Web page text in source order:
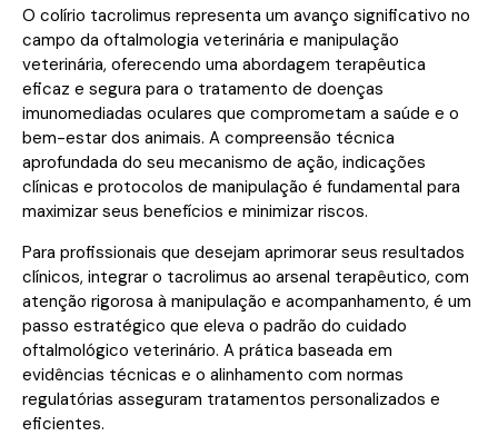
O colírio tacrolimus representa um avanço significativo no
campo da oftalmologia veterinária e manipulação
veterinária, oferecendo uma abordagem terapêutica
eficaz e segura para o tratamento de doenças
imunomediadas oculares que comprometam a saúde e o
bem-estar dos animais. A compreensão técnica
aprofundada do seu mecanismo de ação, indicações
clínicas e protocolos de manipulação é fundamental para
maximizar seus benefícios e minimizar riscos.
Para profissionais que desejam aprimorar seus resultados
clínicos, integrar o tacrolimus ao arsenal terapêutico, com
atenção rigorosa à manipulação e acompanhamento, é um
passo estratégico que eleva o padrão do cuidado
oftalmológico veterinário. A prática baseada em
evidências técnicas e o alinhamento com normas
regulatórias asseguram tratamentos personalizados e
eficientes.